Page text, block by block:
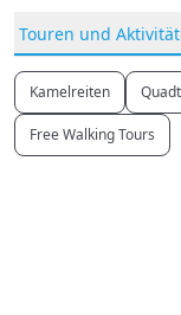
Touren und
Kamelreiten
Free Walking Tours